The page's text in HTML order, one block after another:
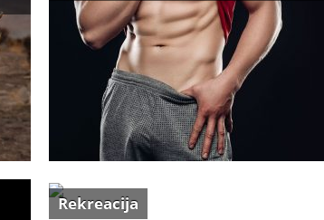
Rekreacija